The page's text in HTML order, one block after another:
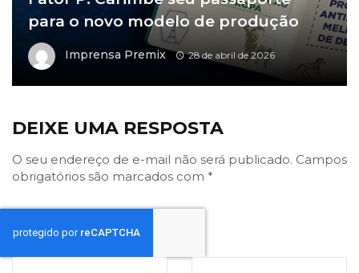
para o novo modelo de produção
Imprensa Premix 28 de abril de 2026
DEIXE UMA RESPOSTA
O seu endereço de e-mail não será publicado. Campos
obrigatórios são marcados com *